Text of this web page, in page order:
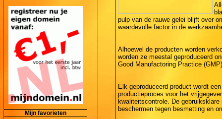
Mijn favorieten
pulp van de rauwe gelei blijft over
waardevolle factor in de
Alhoewel de producten worden
worden ze meestal geproduceerd
Good Manufactoring Practice
Elk geproduceerd product wordt
productieproces voor het
kwaliteitscontrole. De
beschermen tegen besmetting en